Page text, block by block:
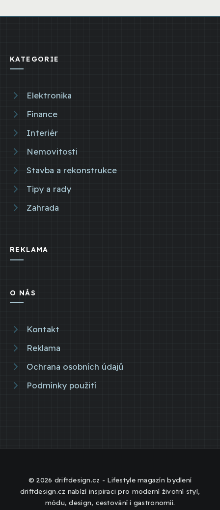
KATEGORIE
Elektronika
Finance
Interiér
Nemovitosti
Stavba a rekonstrukce
Tipy a rady
Zahrada
REKLAMA
O NÁS
Kontakt
Reklama
Ochrana osobních údajů
Podmínky použití
© 2026 driftdesign.cz - Lifestyle magazín bydlení
driftdesign.cz nabízí inspiraci pro moderní životní styl,
módu, design, cestování i gastronomii.